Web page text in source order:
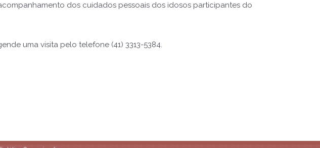
dos cuidados pessoais dos idosos participantes do
uma visita pelo telefone (41) 3313-5384.